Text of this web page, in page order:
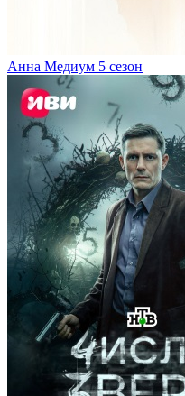
Анна Медиум 5 сезон